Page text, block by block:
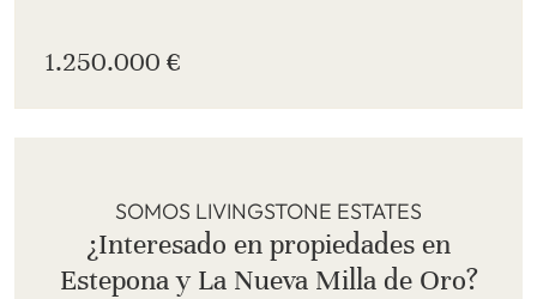
1.250.000 €
SOMOS LIVINGSTONE ESTATES
¿Interesado en propiedades en
Estepona y La Nueva Milla de Oro?